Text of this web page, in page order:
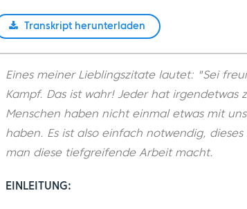
Transkript herunterladen
Eines meiner Lieblingszitate lautet: "Sei
Kampf. Das ist wahr! Jeder hat
Menschen haben nicht einmal etwas mit
haben. Es ist also einfach notwendig,
man diese tiefgreifende Arbeit macht.
EINLEITUNG: